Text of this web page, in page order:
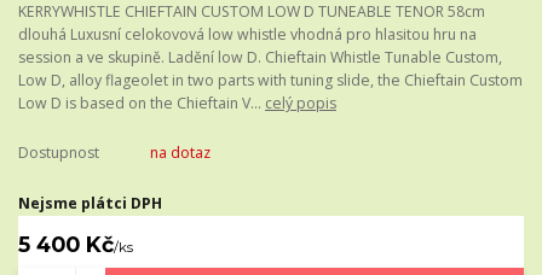
KERRYWHISTLE CHIEFTAIN CUSTOM LOW D TUNEABLE TENOR 58cm
dlouhá Luxusní celokovová low whistle vhodná pro hlasitou hru na
session a ve skupině. Ladění low D. Chieftain Whistle Tunable Custom,
Low D, alloy flageolet in two parts with tuning slide, the Chieftain Custom
Low D is based on the Chieftain V... celý popis
Dostupnost na dotaz
Nejsme plátci DPH
5 400 Kč/ks